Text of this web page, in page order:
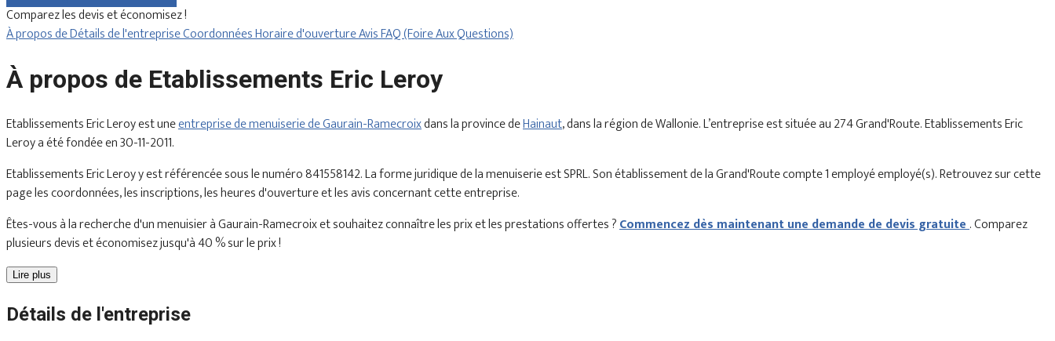
Comparez les devis et économisez !
À propos deDétails de l'entrepriseCoordonnéesHoraire d'ouvertureAvisFAQ (Foire Aux Questions)
À propos de Etablissements Eric Leroy
Etablissements Eric Leroy est uneentreprise de menuiserie de Gaurain-Ramecroixdans la province deHainaut, dans la région de Wallonie. L’entreprise est située au 274 Grand'Route. Etablissements Eric
Leroy a été fondée en 30-11-2011.
Etablissements Eric Leroy y est référencée sous le numéro 841558142. La forme juridique de la menuiserie est SPRL. Son établissement de la Grand'Route compte 1 employé employé(s). Retrouvez sur cette
page les coordonnées, les inscriptions, les heures d'ouverture et les avis concernant cette entreprise.
Êtes-vous à la recherche d'un menuisier à Gaurain-Ramecroix et souhaitez connaître les prix et les prestations offertes ?Commencez dès maintenant une demande de devis gratuite. Comparez
plusieurs devis et économisez jusqu'à 40 % sur le prix !
Lire plus
Détails de l'entreprise